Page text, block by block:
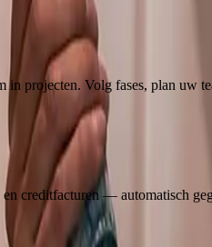
in projecten. Volg fases, plan uw
en creditfacturen — automatisch